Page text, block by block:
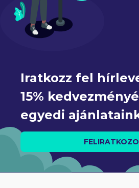
Iratkozz fel
15%
egyedi